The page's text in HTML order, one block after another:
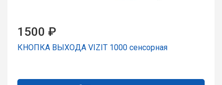
1500 ₽
КНОПКА ВЫХОДА VIZIT 1000 сенсорная